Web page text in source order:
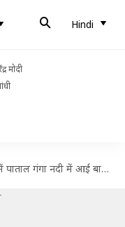
Hindi
मोदी
नदी में आई बाढ़, 3,000 गैस सिलेंडर पानी में बहे